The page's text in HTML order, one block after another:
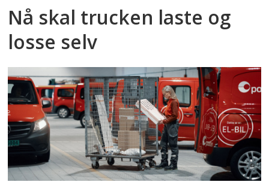
Nå skal trucken laste og
losse selv